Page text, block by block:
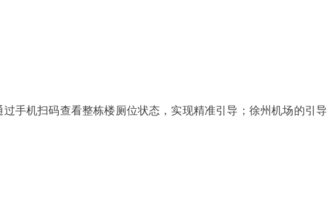
手机扫码查看整栋楼厕位状态，实现精准引导；徐州机场的引导